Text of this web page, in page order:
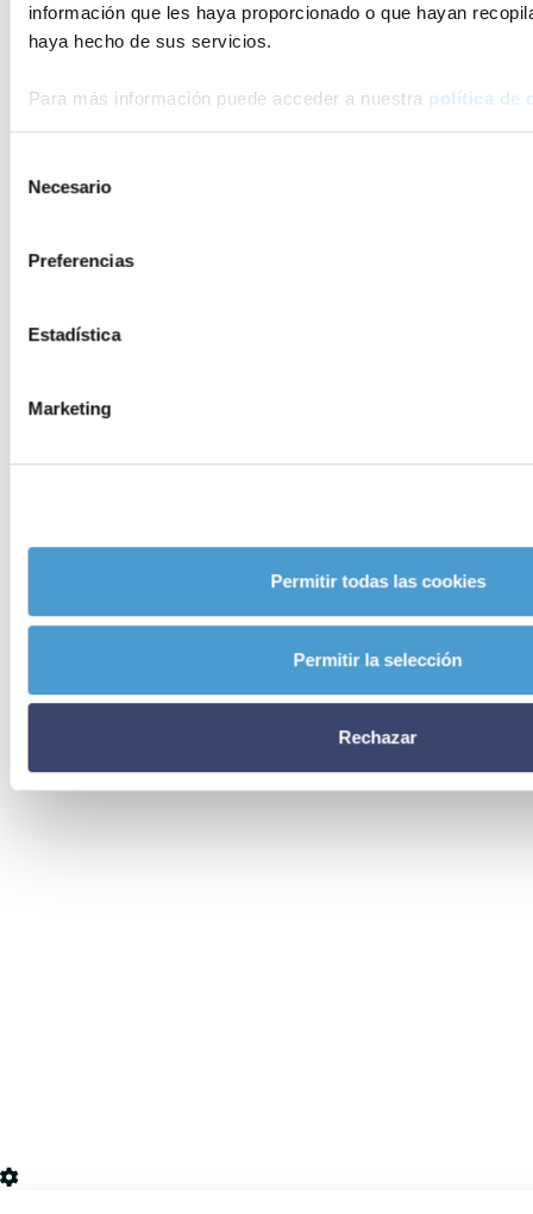
información que les haya proporcionado o que hayan
haya hecho de sus servicios.
Para más información puede acceder a nuestra política de
Necesario
Preferencias
Estadística
Marketing
Permitir todas las cookies
Permitir la selección
Rechazar